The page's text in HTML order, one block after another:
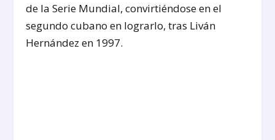
de la Serie Mundial, convirtiéndose en el
segundo cubano en lograrlo, tras Liván
Hernández en 1997.